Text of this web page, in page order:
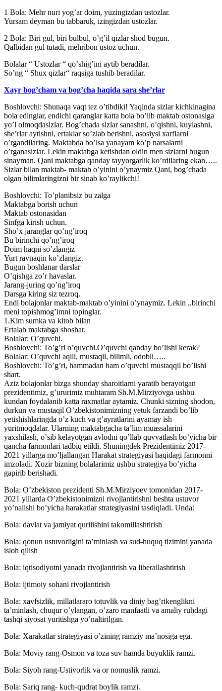
1 Bola: Mehr nuri yogʼar doim, yuzingizdan ustozlar.
Yursam deyman bu tabbaruk, izingizdan ustozlar.
2 Bola: Biri gul, biri bulbul, oʼgʼil qizlar shod bugun.
Qalbidan gul tutadi, mehribon ustoz uchun.
Bolalar “ Ustozlar “ qoʼshigʼini aytib beradilar.
Soʼng “ Shux qizlar“ raqsiga tushib beradilar.
Xayr bog’cham va bog’cha haqida sara she’rlar
Boshlovchi: Shunaqa vaqt tez oʼtibdiki! Yaqinda sizlar kichkinagina
bola edinglar, endichi qaranglar katta bola boʼlib maktab ostonasiga
yoʼl olmoqdasizlar. Bogʼchada sizlar sanashni, oʼqishni, kuylashni,
sheʼrlar aytishni, ertaklar soʼzlab berishni, asosiysi xarflarni
oʼrgandilaring. Maktabda boʼlsa yanayam koʼp narsalarni
oʼrganasizlar. Lekin maktabga ketishdan oldin men sizlarni bugun
sinayman. Qani maktabga qanday tayyorgarlik koʼrdilaring ekan…..
Sizlar bilan maktab- maktab oʼyinini oʼynaymiz Qani, bogʼchada
olgan bilimlaringizni bir sinab koʼraylikchi!
Boshlovchi: Toʼplanibsiz bu zalga
Maktabga borish uchun
Maktab ostonasidan
Sinfga kirish uchun.
Shoʼx jaranglar qoʼngʼiroq
Bu birinchi qoʼngʼiroq
Doim haqni soʼzlangiz
Yurt ravnaqin koʼzlangiz.
Bugun boshlanar darslar
Oʼqishga zoʼr havaslar.
Jarang-juring qoʼngʼiroq
Darsga kiring siz tezroq.
Endi bolajonlar maktab-maktab oʼyinini oʼynaymiz. Lekin ,,birinchi
meni topishmogʼimni topinglar.
1.Kim sumka va kitob bilan
Ertalab maktabga shoshar.
Bolalar: Oʼquvchi.
Boshlovchi: Toʼgʼri oʼquvchi.Oʼquvchi qanday boʼlishi kerak?
Bolalar: Oʼquvchi aqlli, mustaqil, bilimli, odobli…..
Boshlovchi: Toʼgʼri, hammadan ham oʼquvchi mustaqqil boʼlishi
shart.
Аziz bolajonlar bizga shunday sharoitlarni yaratib berayotgan
prezidentimiz, gʼururimiz muhtaram Sh.M.Mirziyovga ushbu
kundan foydalanib katta raxmatlar aytamiz. Chunki sizning shodon,
durkun va mustaqil Oʼzbekistonimizning yetuk farzandi boʼlib
yetishishlaringda oʼz kuch va gʼayratlarini ayamay ish
yuritmoqdalar. Ularning maktabgacha taʼlim muassalarini
yaxshilash, oʼsib kelayotgan avlodni qoʼllab quvvatlash boʼyicha bir
qancha farmonlari tadbiq etildi. Shuningdek Prezidentimiz 2017-
2021 yillarga moʼljallangan Harakat strategiyasi haqidagi farmonni
imzoladi. Xozir bizning bolalarimiz ushbu strategiya boʼyicha
gapirib berishadi.
Bola: Oʼzbekiston prezidenti Sh.M.Mirziyoev tomonidan 2017-
2021 yillarda Oʼzbekistonimizni rivojlantirishni beshta ustuvor
yoʼnalishi boʼyicha harakatlar strategiyasini tasdiqladi. Unda:
Bola: davlat va jamiyat qurilishini takomillashtirish
Bola: qonun ustuvorligini taʼminlash va sud-huquq tizimini yanada
isloh qilish
Bola: iqtisodiyotni yanada rivojlantirish va liberallashtirish
Bola: ijtimoiy sohani rivojlantirish
Bola: xavfsizlik, millatlararo totuvlik va diniy bagʼrikenglikni
taʼminlash, chuqur oʼylangan, oʼzaro manfaatli va amaliy ruhdagi
tashqi siyosat yuritishga yoʼnaltirilgan.
Bola: Xarakatlar strategiyasi oʼzining ramziy maʼnosiga ega.
Bola: Moviy rang-Osmon va toza suv hamda buyuklik ramzi.
Bola: Siyoh rang-Ustivorlik va or nomuslik ramzi.
Bola: Sariq rang- kuch-qudrat boylik ramzi.